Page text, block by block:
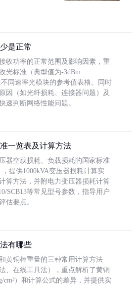
是正常
收功率的正常范围及影响因素，重
光标准（典型值为-3dBm
同速率光模块的参考值表格。同时
因（如光纤损耗、连接器问题）及
速判断网络性能问题。
一览表及计算方法
器空载损耗、负载损耗的国家标准
，提供1000kVA变压器损耗计算实
算方法，并附电力变压器损耗计算
SCB13等常见型号参数，指导用户
估要点。
有哪些
黄铜棒重量的三种常用计算方法
、在线工具法），重点解析了黄铜
cm³）和计算公式的差异，并提供实